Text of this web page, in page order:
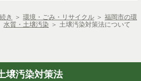
き ＞ 環境・ごみ・リサイクル ＞ 福岡市の環
水質・土壌汚染 ＞ 土壌汚染対策法について
壌汚染対策法